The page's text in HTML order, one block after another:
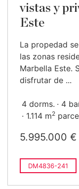
vistas y
Este
La propedad
las zonas
Marbella Este.
disfrutar de ...
4 dorms. 4
1.114 m2
5.995.000 €
DM4836-241